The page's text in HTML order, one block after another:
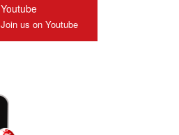
Youtube
Join us on Youtube